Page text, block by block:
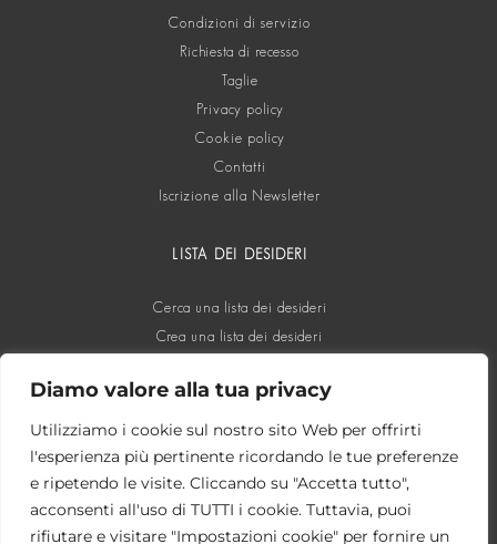
Diamo valore alla tua privacy
Utilizziamo i cookie sul nostro sito Web per offrirti
l'esperienza più pertinente ricordando le tue preferenze
e ripetendo le visite. Cliccando su "Accetta tutto",
acconsenti all'uso di TUTTI i cookie. Tuttavia, puoi
rifiutare e visitare "Impostazioni cookie" per fornire un
Condizioni di servizio
Richiesta di recesso
Taglie
Privacy policy
Cookie policy
Contatti
Iscrizione alla Newsletter
LISTA DEI DESIDERI
Cerca una lista dei desideri
Crea una lista dei desideri
SOCIAL